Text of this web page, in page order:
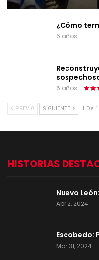
¿Cómo
6 años
6 años
PREVIO SIGUIENTE 1 De
HISTORIAS
Nuevo
Abr 2, 2024
Escobedo:
Mar 31, 2024